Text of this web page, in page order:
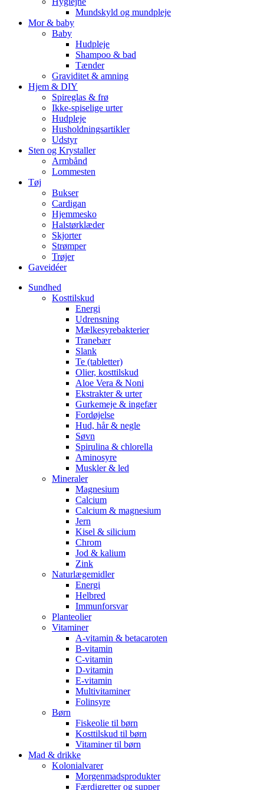
Mundskyld og mundpleje
Mor & baby
Baby
Hudpleje
Shampoo & bad
Tænder
Graviditet & amning
Hjem & DIY
Spireglas & frø
Ikke-spiselige urter
Hudpleje
Husholdningsartikler
Udstyr
Sten og Krystaller
Armbånd
Lommesten
Tøj
Bukser
Cardigan
Hjemmesko
Halstørklæder
Skjorter
Strømper
Trøjer
Gaveidéer
Sundhed
Kosttilskud
Energi
Udrensning
Mælkesyrebakterier
Tranebær
Slank
Te (tabletter)
Olier, kosttilskud
Aloe Vera & Noni
Ekstrakter & urter
Gurkemeje & ingefær
Fordøjelse
Hud, hår & negle
Søvn
Spirulina & chlorella
Aminosyre
Muskler & led
Mineraler
Magnesium
Calcium
Calcium & magnesium
Jern
Kisel & silicium
Chrom
Jod & kalium
Zink
Naturlægemidler
Energi
Helbred
Immunforsvar
Planteolier
Vitaminer
A-vitamin & betacaroten
B-vitamin
C-vitamin
D-vitamin
E-vitamin
Multivitaminer
Folinsyre
Børn
Fiskeolie til børn
Kosttilskud til børn
Vitaminer til børn
Mad & drikke
Kolonialvarer
Morgenmadsprodukter
Færdigretter og supper